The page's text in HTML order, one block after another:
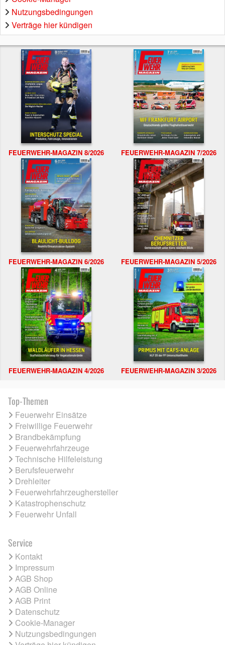
Nutzungsbedingungen
Verträge hier kündigen
FEUERWEHR-MAGAZIN 8/2026 FEUERWEHR-MAGAZIN 7/2026
FEUERWEHR-MAGAZIN 6/2026 FEUERWEHR-MAGAZIN 5/2026
FEUERWEHR-MAGAZIN 4/2026 FEUERWEHR-MAGAZIN 3/2026
Top-Themen
Feuerwehr Einsätze
Freiwillige Feuerwehr
Brandbekämpfung
Feuerwehrfahrzeuge
Technische Hilfeleistung
Berufsfeuerwehr
Drehleiter
Feuerwehrfahrzeughersteller
Katastrophenschutz
Feuerwehr Unfall
Service
Kontakt
Impressum
AGB Shop
AGB Online
AGB Print
Datenschutz
Cookie-Manager
Nutzungsbedingungen